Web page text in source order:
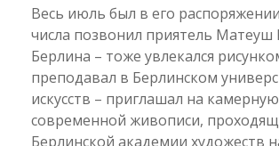
Весь июль был в его
числа позвонил приятель Матеуш
Берлина – тоже увлекался
преподавал в Берлинском
искусств – приглашал на
современной живописи,
Берлинской академии художеств